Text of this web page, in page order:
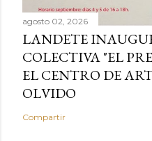
agosto 02, 2026
LANDETE
COLECTIVA "EL
EL CENTRO DE
OLVIDO
Compartir